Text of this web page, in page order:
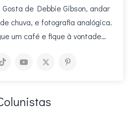
de Debbie Gibson, andar
chuva, e fotografia analógica.
um café e fique à vontade…